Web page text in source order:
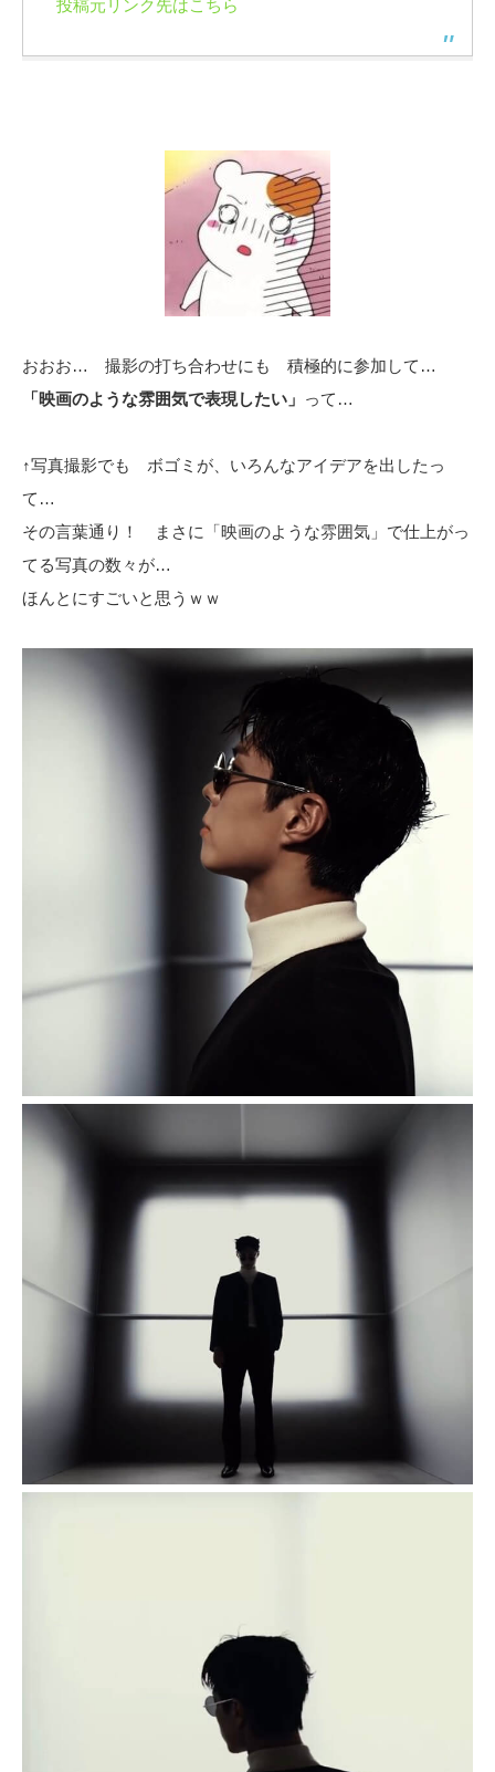
投稿元リンク先はこちら
おおお… 撮影の打ち合わせにも 積極的に参加して…
「映画のような雰囲気で表現したい」 って…
↑写真撮影でも ボゴミが、いろんなアイデアを出したっ
て…
その言葉通り！ まさに「映画のような雰囲気」で仕上がっ
てる写真の数々が…
ほんとにすごいと思うｗｗ